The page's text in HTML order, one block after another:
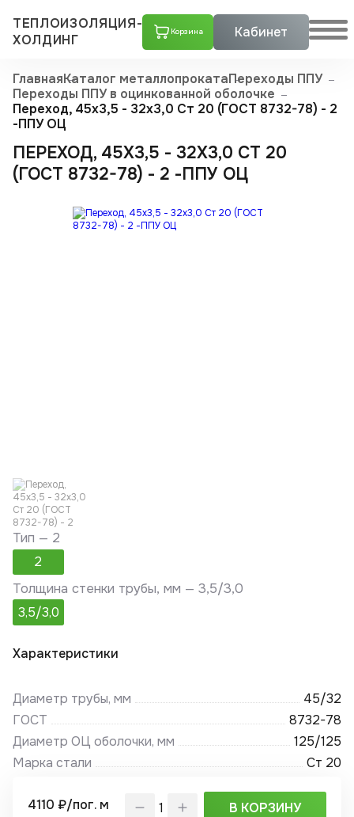
ТЕПЛОИЗОЛЯЦИЯ-
ХОЛДИНГ
Корзина Кабинет
ГлавнаяКаталог металлопрокатаПереходы ППУ
Переходы ППУ в оцинкованной оболочке
Переход, 45x3,5 - 32x3,0 Ст 20 (ГОСТ 8732-78) - 2
-ППУ ОЦ
ПЕРЕХОД, 45X3,5 - 32X3,0 СТ 20
(ГОСТ 8732-78) - 2 -ППУ ОЦ
Тип — 2
2
Толщина стенки трубы, мм —3,5/3,0
3,5/3,0
Характеристики
Диаметр трубы, мм
45/32
ГОСТ
8732-78
Диаметр ОЦ оболочки, мм
125/125
Марка стали
Ст 20
4110 ₽/пог. м В КОРЗИНУ